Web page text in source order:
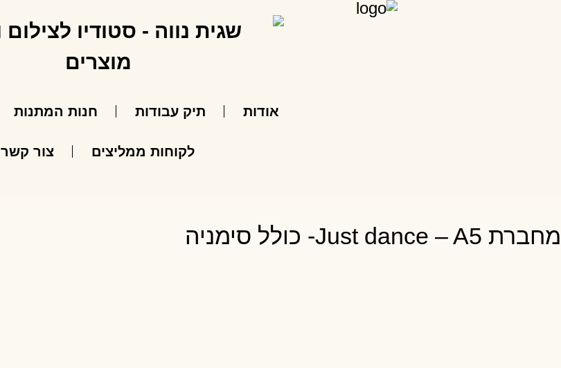
אודות תיק עבודות חנות המתנות
לקוחות ממליצים צור קשר
מחברת Just dance – A5- כולל סימניה